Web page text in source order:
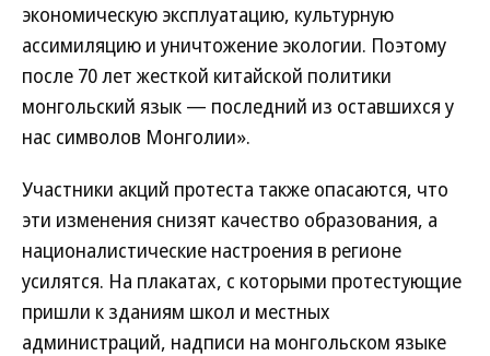
экономическую эксплуатацию, культурную
ассимиляцию и уничтожение экологии. Поэтому
после 70 лет жесткой китайской политики
монгольский язык — последний из оставшихся у
нас символов Монголии».
Участники акций протеста также опасаются, что
эти изменения снизят качество образования, а
националистические настроения в регионе
усилятся. На плакатах, с которыми протестующие
пришли к зданиям школ и местных
администраций, надписи на монгольском языке